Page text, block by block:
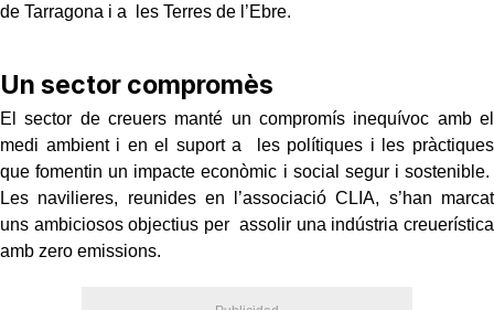
de Tarragona i a les Terres de l’Ebre.
Un sector compromès
El sector de creuers manté un compromís inequívoc amb el
medi ambient i en el suport a les polítiques i les pràctiques
que fomentin un impacte econòmic i social segur i sostenible.
Les navilieres, reunides en l’associació CLIA, s’han marcat
uns ambiciosos objectius per assolir una indústria creuerística
amb zero emissions.